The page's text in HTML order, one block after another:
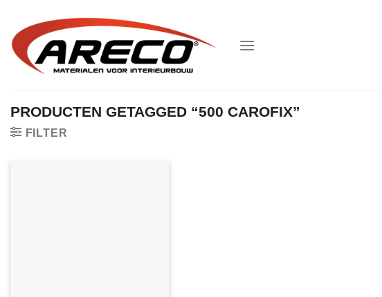
inhoud
PRODUCTEN GETAGGED “500 CAROFIX”
FILTER